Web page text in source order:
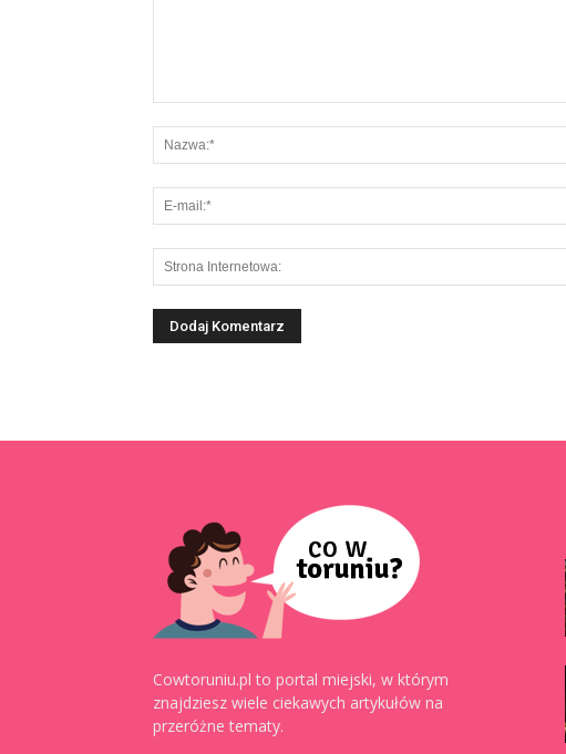
Cowtoruniu.pl to portal miejski, w którym
znajdziesz wiele ciekawych artykułów na
przeróżne tematy.